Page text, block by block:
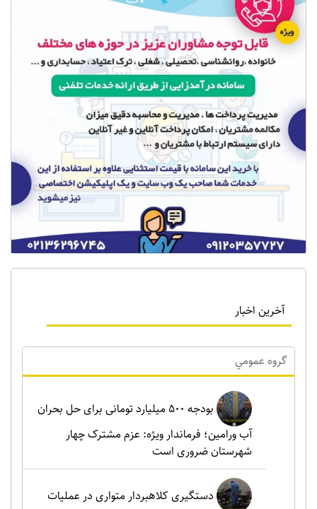
آخرین اخبار
گروه عمومي
بودجه ۵۰۰ میلیارد تومانی برای حل بحران
آب ورامین؛ فرماندار ویژه: عزم مشترک چهار
شهرستان ضروری است
دستگیری کلاهبردار متواری در عملیات